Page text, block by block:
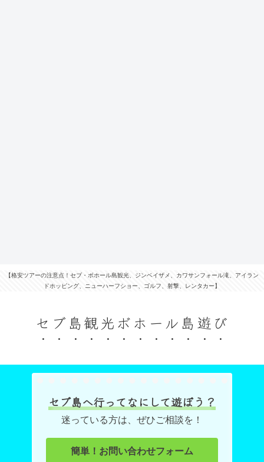
【格安ツアーの注意点！セブ・ボホール島観光、ジンベイザメ、カワサンフォール滝、アイラン
ドホッピング、ニューハーフショー、ゴルフ、射撃、レンタカー】
セブ島観光ボホール島遊び
セブ島へ行ってなにして遊ぼう？
迷っている方は、ぜひご相談を！
簡単！お問い合わせフォーム